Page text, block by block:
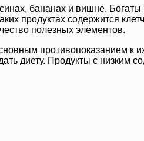
бананах и вишне.
продуктах содержится
полезных элементов.
противопоказанием к
диету. Продукты с